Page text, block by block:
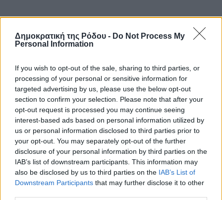
Δημοκρατική της Ρόδου - Do Not Process My
Personal Information
If you wish to opt-out of the sale, sharing to third parties, or
processing of your personal or sensitive information for
targeted advertising by us, please use the below opt-out
section to confirm your selection. Please note that after your
opt-out request is processed you may continue seeing
interest-based ads based on personal information utilized by
us or personal information disclosed to third parties prior to
your opt-out. You may separately opt-out of the further
disclosure of your personal information by third parties on the
IAB’s list of downstream participants. This information may
also be disclosed by us to third parties on the IAB’s List of
Downstream Participants that may further disclose it to other